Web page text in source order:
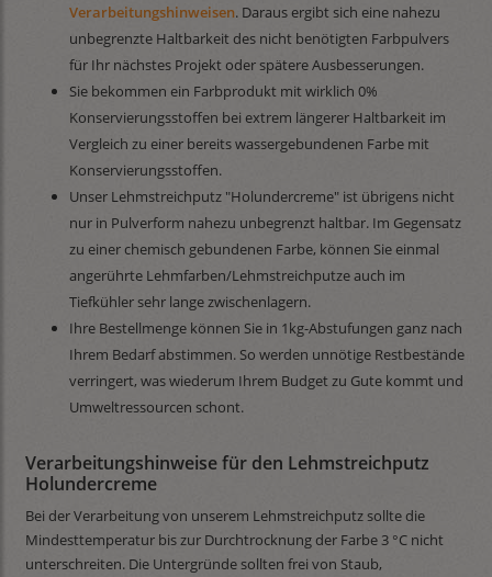
Verarbeitungshinweisen. Daraus ergibt sich eine nahezu
unbegrenzte Haltbarkeit des nicht benötigten Farbpulvers
für Ihr nächstes Projekt oder spätere Ausbesserungen.
Sie bekommen ein Farbprodukt mit wirklich 0%
Konservierungsstoffen bei extrem längerer Haltbarkeit im
Vergleich zu einer bereits wassergebundenen Farbe mit
Konservierungsstoffen.
Unser Lehmstreichputz "Holundercreme" ist übrigens nicht
nur in Pulverform nahezu unbegrenzt haltbar. Im Gegensatz
zu einer chemisch gebundenen Farbe, können Sie einmal
angerührte Lehmfarben/Lehmstreichputze auch im
Tiefkühler sehr lange zwischenlagern.
Ihre Bestellmenge können Sie in 1kg-Abstufungen ganz nach
Ihrem Bedarf abstimmen. So werden unnötige Restbestände
verringert, was wiederum Ihrem Budget zu Gute kommt und
Umweltressourcen schont.
Verarbeitungshinweise für den Lehmstreichputz
Holundercreme
Bei der Verarbeitung von unserem Lehmstreichputz sollte die
Mindesttemperatur bis zur Durchtrocknung der Farbe 3 °C nicht
unterschreiten. Die Untergründe sollten frei von Staub,